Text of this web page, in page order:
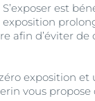
est
afin d’éviter de
exposition et
vous